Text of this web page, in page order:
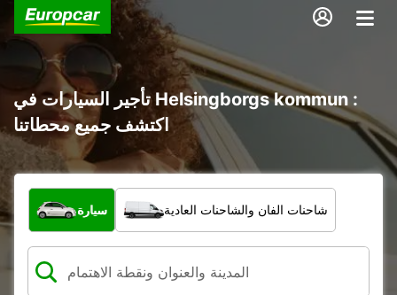
تأجير السيارات في Helsingborgs kommun :
اكتشف جميع محطاتنا
ما نوع المركبة؟
سيارة شاحنات الفان والشاحنات العادية